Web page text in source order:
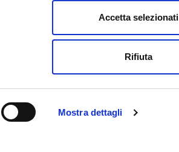
Mostra dettagli
Accetta selezionati
Rifiuta